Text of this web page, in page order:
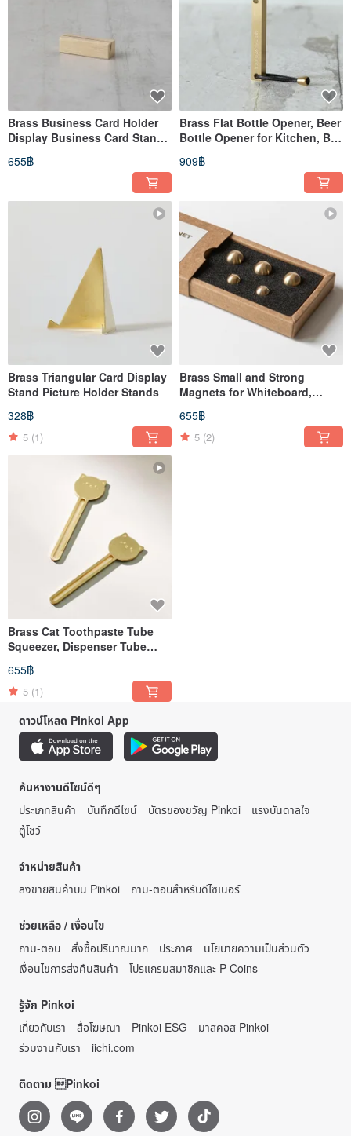
Brass Business Card Holder
Display Business Card Stand
for Desk
655฿
Brass Flat Bottle Opener, Beer
Bottle Opener for Kitchen, Bar
or Restaurant
909฿
Brass Triangular Card Display
Stand Picture Holder Stands
328฿
5 (1)
Brass Small and Strong
Magnets for Whiteboard,
Office, Kitchen Accessories /
5ea
655฿
5 (2)
Brass Cat Toothpaste Tube
Squeezer, Dispenser Tube
Roller Presser Keys
655฿
5 (1)
ดาวน์โหลด Pinkoi App
ค้นหางานดีไซน์ดีๆ
ประเภทสินค้า
บันทึกดีไซน์ บัตรของขวัญ Pinkoi
แรงบันดาลใจ
ตู้โชว์
จำหน่ายสินค้า
ลงขายสินค้าบน Pinkoi
ถาม-ตอบสำหรับดีไซเนอร์
ช่วยเหลือ / เงื่อนไข
ถาม-ตอบ
สั่งซื้อปริมาณมาก ประกาศ
นโยบายความเป็นส่วนตัว
เงื่อนไขการส่งคืนสินค้า
โปรแกรมสมาชิกและ P Coins
รู้จัก Pinkoi
เกี่ยวกับเรา
สื่อโฆษณา Pinkoi ESG
มาสคอส Pinkoi
ร่วมงานกับเรา
iichi.com
ติดตาม Pinkoi